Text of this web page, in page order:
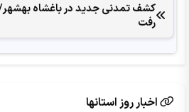
رفت
اخبار روز استانها